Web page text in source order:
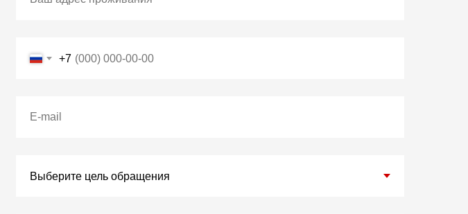
+7